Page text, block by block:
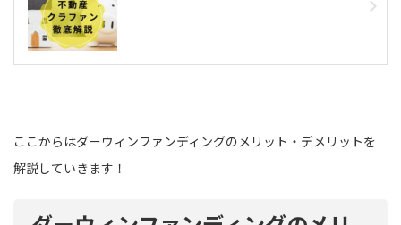
ここからはダーウィンファンディングのメリット・デメリットを
解説していきます！